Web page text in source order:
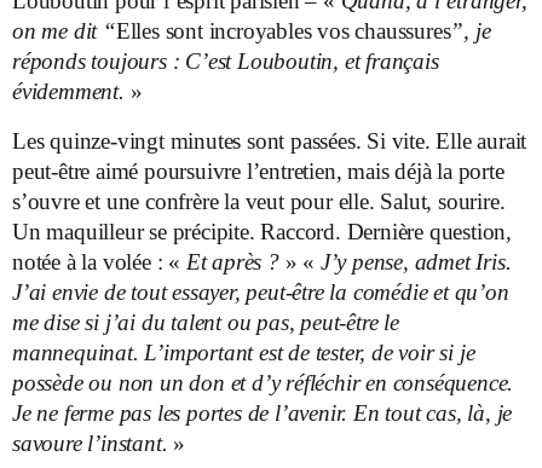
on me dit “Elles sont incroyables vos chaussures”, je
réponds toujours : C’est Louboutin, et français
évidemment. »
Les quinze-vingt minutes sont passées. Si vite. Elle aurait
peut-être aimé poursuivre l’entretien, mais déjà la porte
s’ouvre et une confrère la veut pour elle. Salut, sourire.
Un maquilleur se précipite. Raccord. Dernière question,
notée à la volée : « Et après ?» « J’y pense, admet Iris.
J’ai envie de tout essayer, peut-être la comédie et qu’on
me dise si j’ai du talent ou pas, peut-être le
mannequinat. L’important est de tester, de voir si je
possède ou non un don et d’y réfléchir en conséquence.
Je ne ferme pas les portes de l’avenir. En tout cas, là, je
savoure l’instant. »